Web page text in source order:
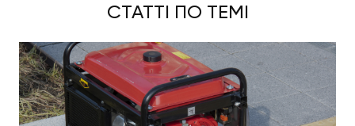
СТАТТІ ПО ТЕМІ